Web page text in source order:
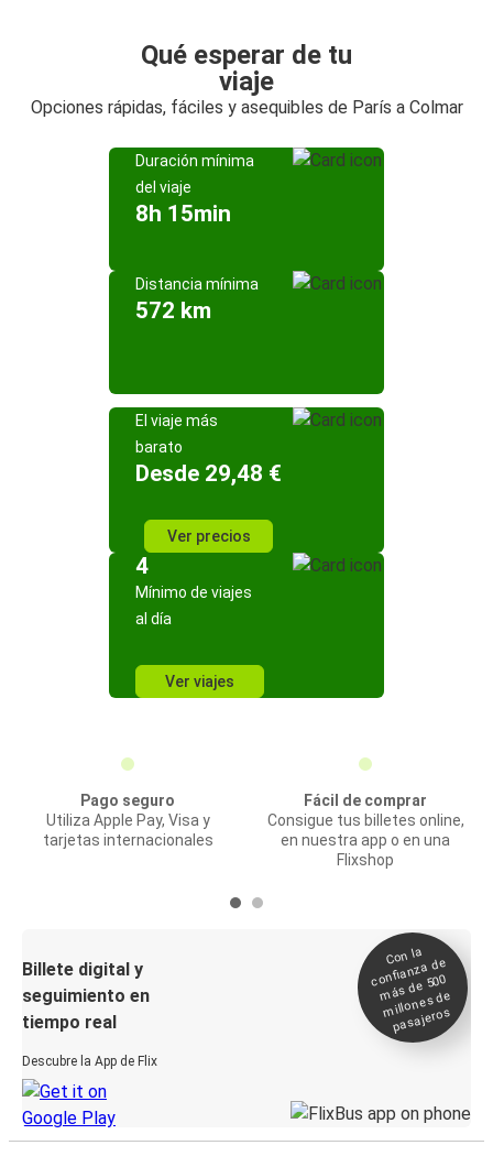
Qué esperar de tu
viaje
Opciones rápidas, fáciles y asequibles de París a Colmar
Duración mínima
del viaje
8h 15min
Distancia mínima
572 km
El viaje más
barato
Desde 29,48 €
Ver precios
4
Mínimo de viajes
al día
Ver viajes
Pago seguro
Utiliza Apple Pay, Visa y
tarjetas internacionales
Fácil de comprar
Consigue tus billetes online,
en nuestra app o en una
Flixshop
Billete digital y
seguimiento en
tiempo real
Descubre la App de Flix
Con la
confianza de
más de 500
millones de
pasajeros